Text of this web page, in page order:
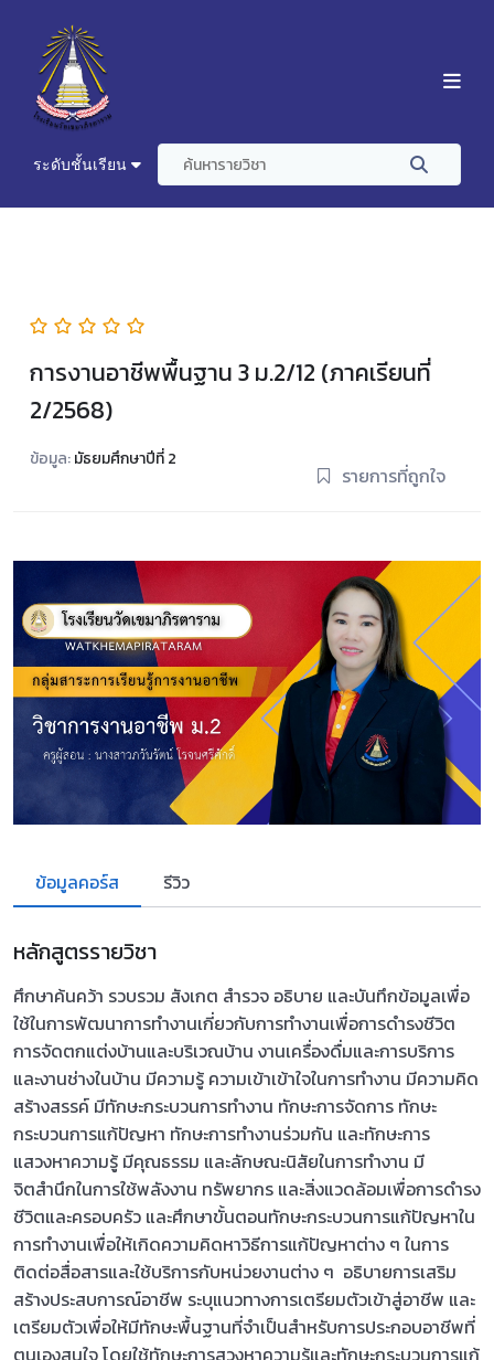
ระดับชั้นเรียน
การงานอาชีพพื้นฐาน 3 ม.2/12 (ภาคเรียนที่
2/2568)
ข้อมูล:มัธยมศึกษาปีที่ 2
รายการที่ถูกใจ
ข้อมูลคอร์ส รีวิว
หลักสูตรรายวิชา
ศึกษาค้นคว้า รวบรวม สังเกต สำรวจ อธิบาย และบันทึกข้อมูลเพื่อ
ใช้ในการพัฒนาการทำงานเกี่ยวกับการทำงานเพื่อการดำรงชีวิต
การจัดตกแต่งบ้านและบริเวณบ้าน งานเครื่องดื่มและการบริการ
และงานช่างในบ้าน มีความรู้ ความเข้าเข้าใจในการทำงาน มีความคิด
สร้างสรรค์ มีทักษะกระบวนการทำงาน ทักษะการจัดการ ทักษะ
กระบวนการแก้ปัญหา ทักษะการทำงานร่วมกัน และทักษะการ
แสวงหาความรู้ มีคุณธรรม และลักษณะนิสัยในการทำงาน มี
จิตสำนึกในการใช้พลังงาน ทรัพยากร และสิ่งแวดล้อมเพื่อการดำรง
ชีวิตและครอบครัว และศึกษาขั้นตอนทักษะกระบวนการแก้ปัญหาใน
การทำงานเพื่อให้เกิดความคิดหาวิธีการแก้ปัญหาต่าง ๆ ในการ
ติดต่อสื่อสารและใช้บริการกับหน่วยงานต่าง ๆ อธิบายการเสริม
สร้างประสบการณ์อาชีพ ระบุแนวทางการเตรียมตัวเข้าสู่อาชีพ และ
เตรียมตัวเพื่อให้มีทักษะพื้นฐานที่จำเป็นสำหรับการประกอบอาชีพที่
ตนเองสนใจ โดยใช้ทักษะการสวงหาความรู้และทักษะกระบวนการแก้